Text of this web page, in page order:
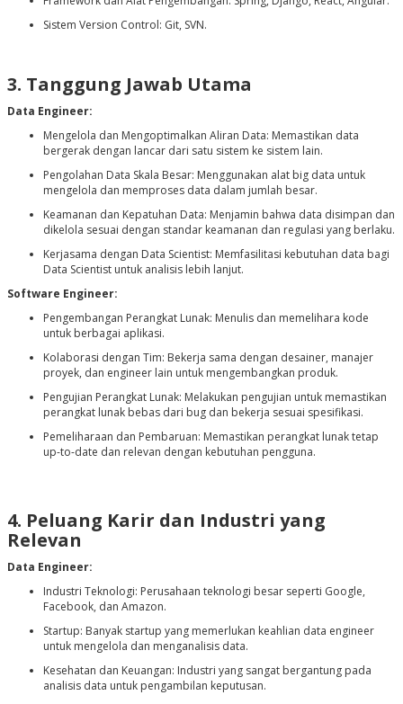
Sistem Version Control: Git, SVN.
3. Tanggung Jawab Utama
Data Engineer:
Mengelola dan Mengoptimalkan Aliran Data: Memastikan data
bergerak dengan lancar dari satu sistem ke sistem lain.
Pengolahan Data Skala Besar: Menggunakan alat big data untuk
mengelola dan memproses data dalam jumlah besar.
Keamanan dan Kepatuhan Data: Menjamin bahwa data disimpan dan
dikelola sesuai dengan standar keamanan dan regulasi yang berlaku.
Kerjasama dengan Data Scientist: Memfasilitasi kebutuhan data bagi
Data Scientist untuk analisis lebih lanjut.
Software Engineer:
Pengembangan Perangkat Lunak: Menulis dan memelihara kode
untuk berbagai aplikasi.
Kolaborasi dengan Tim: Bekerja sama dengan desainer, manajer
proyek, dan engineer lain untuk mengembangkan produk.
Pengujian Perangkat Lunak: Melakukan pengujian untuk memastikan
perangkat lunak bebas dari bug dan bekerja sesuai spesifikasi.
Pemeliharaan dan Pembaruan: Memastikan perangkat lunak tetap
up-to-date dan relevan dengan kebutuhan pengguna.
4. Peluang Karir dan Industri yang
Relevan
Data Engineer:
Industri Teknologi: Perusahaan teknologi besar seperti Google,
Facebook, dan Amazon.
Startup: Banyak startup yang memerlukan keahlian data engineer
untuk mengelola dan menganalisis data.
Kesehatan dan Keuangan: Industri yang sangat bergantung pada
analisis data untuk pengambilan keputusan.